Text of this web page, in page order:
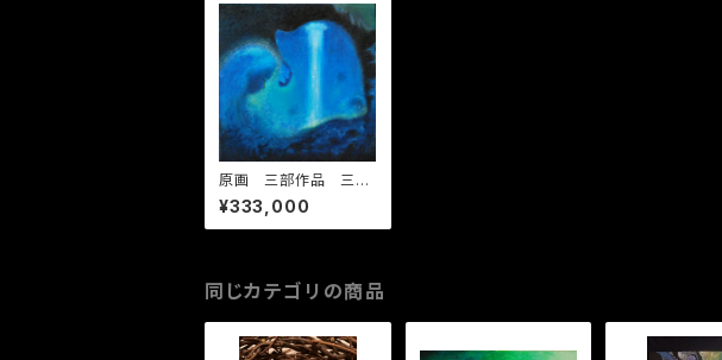
原画 三部作品 三世
界
¥333,000
同じカテゴリの商品